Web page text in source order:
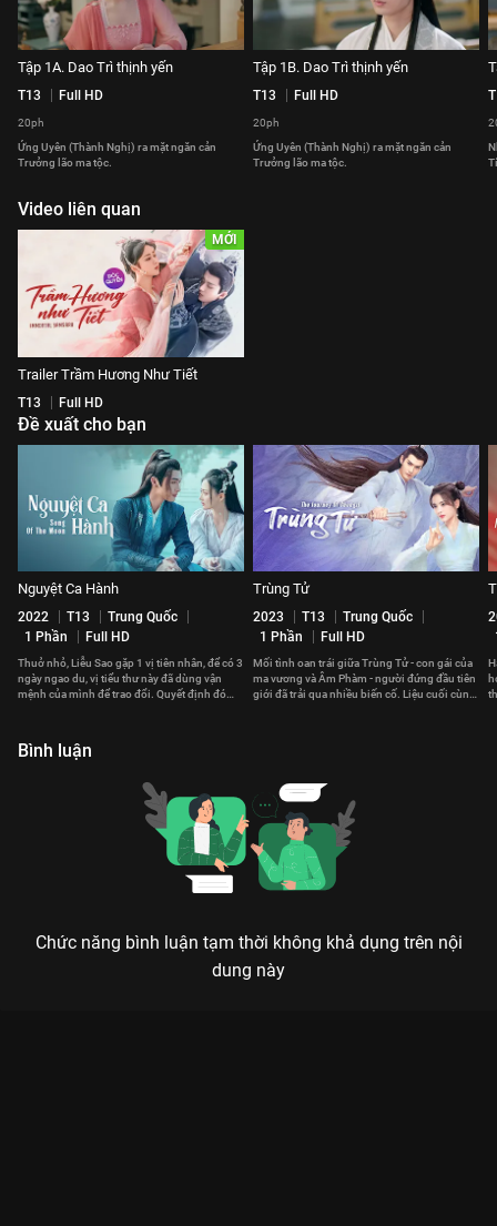
Tập 1A. Dao Trì thịnh yến
T13 Full HD
20ph
Ứng Uyên (Thành Nghị) ra mặt ngăn cản
Trưởng lão ma tộc.
Tập 1B. Dao Trì thịnh yến
T13 Full HD
20ph
Ứng Uyên (Thành Nghị) ra mặt ngăn cản
Trưởng lão ma tộc.
Video liên quan
MỚI
Trailer Trầm Hương Như Tiết
T13 Full HD
Đề xuất cho bạn
Nguyệt Ca Hành
2022 T13
Trung Quốc
1 Phần
Full HD
Thuở nhỏ, Liễu Sao gặp 1 vị tiên nhân, để có 3
ngày ngao du, vị tiểu thư này đã dùng vận
mệnh của mình để trao đổi. Quyết định đó
Trùng Tử
2023 T13
Trung Quốc
1 Phần
Full HD
Mối tình oan trái giữa Trùng Tử - con gái của
ma vương và Âm Phàm - người đứng đầu tiên
giới đã trải qua nhiều biến cố. Liệu cuối cùng,
Bình luận
Chức năng bình luận tạm thời không khả dụng trên nội
dung này